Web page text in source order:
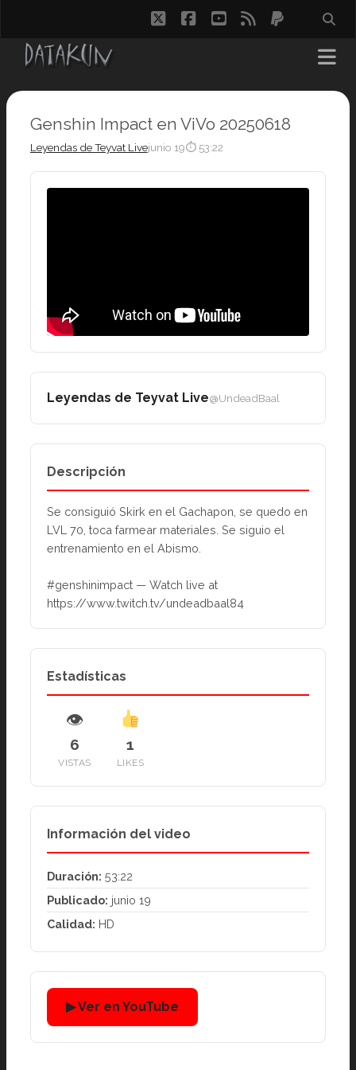
twitterfacebook
youtube
rss paypal
Genshin Impact en ViVo 20250618
Leyendas de Teyvat Livejunio 19⏱ 53:22
Leyendas de Teyvat Live@UndeadBaal
Descripción
Se consiguió Skirk en el Gachapon, se quedo en
LVL 70, toca farmear materiales. Se siguio el
entrenamiento en el Abismo.
#genshinimpact — Watch live at
https://www.twitch.tv/undeadbaal84
Estadísticas
👁
6
VISTAS
1
LIKES
Información del video
Duración: 53:22
Publicado: junio 19
Calidad: HD
▶ Ver en YouTube